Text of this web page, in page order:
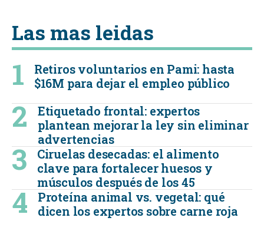
Las mas leidas
Retiros voluntarios en Pami: hasta
$16M para dejar el empleo público
Etiquetado frontal: expertos
plantean mejorar la ley sin eliminar
advertencias
Ciruelas desecadas: el alimento
clave para fortalecer huesos y
músculos después de los 45
Proteína animal vs. vegetal: qué
dicen los expertos sobre carne roja